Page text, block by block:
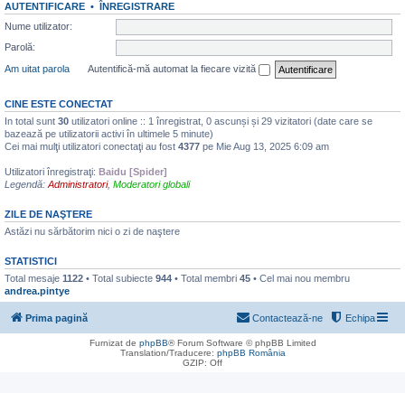
AUTENTIFICARE • ÎNREGISTRARE
Nume utilizator:
Parolă:
Am uitat parola
Autentifică-mă automat la fiecare vizită
CINE ESTE CONECTAT
In total sunt 30 utilizatori online :: 1 înregistrat, 0 ascunși și 29 vizitatori (date care se
bazează pe utilizatorii activi în ultimele 5 minute)
Cei mai mulţi utilizatori conectaţi au fost 4377 pe Mie Aug 13, 2025 6:09 am
Utilizatori înregistraţi: Baidu [Spider]
Legendă: Administratori, Moderatori globali
ZILE DE NAŞTERE
Astăzi nu sărbătorim nici o zi de naştere
STATISTICI
Total mesaje 1122 • Total subiecte 944 • Total membri 45 • Cel mai nou membru
andrea.pintye
Prima pagină Echipa
Contactează-ne
Furnizat de phpBB® Forum Software © phpBB Limited
Translation/Traducere: phpBB România
GZIP: Off